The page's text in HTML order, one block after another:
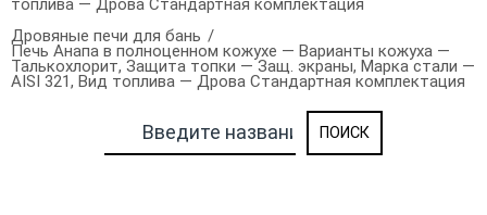
топлива — Дрова Стандартная комплектация
Дровяные печи для бань
Печь Анапа в полноценном кожухе — Варианты кожуха —
Талькохлорит, Защита топки — Защ. экраны, Марка стали —
AISI 321, Вид топлива — Дрова Стандартная комплектация